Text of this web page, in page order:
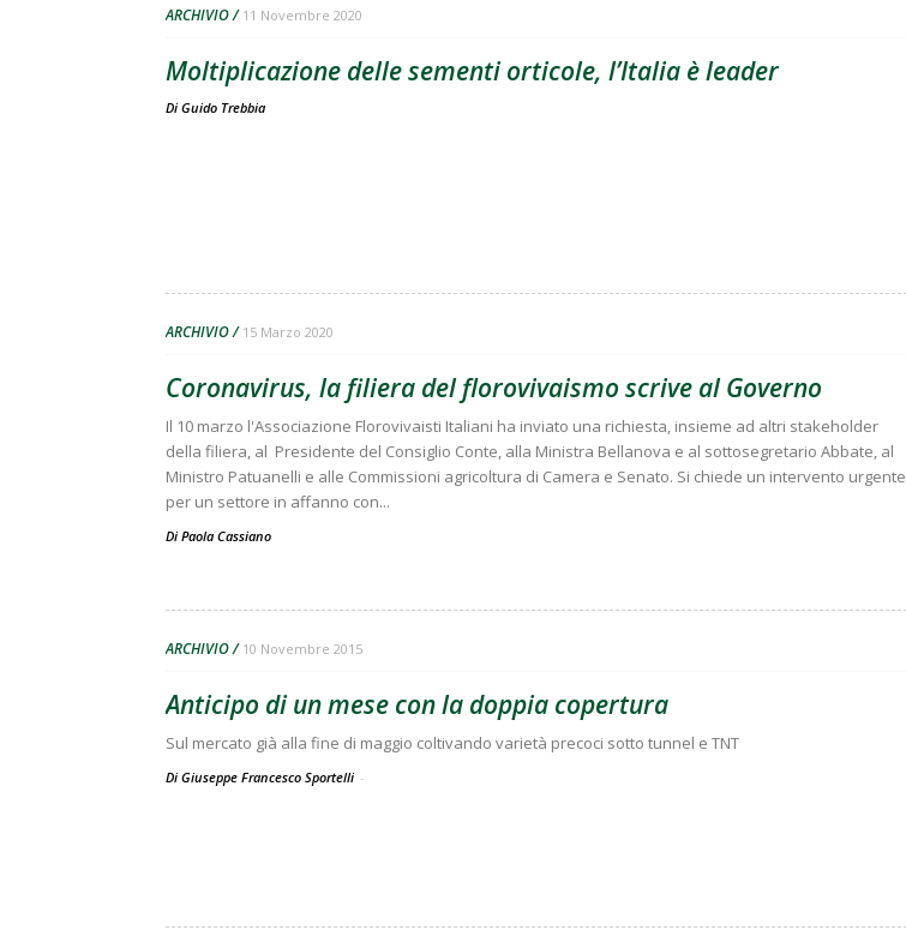
ARCHIVIO 11 Novembre 2020
Moltiplicazione delle sementi orticole, l’Italia è leader
Di Guido Trebbia
ARCHIVIO 15 Marzo 2020
Coronavirus, la filiera del florovivaismo scrive al Governo
Il 10 marzo l'Associazione Florovivaisti Italiani ha inviato una richiesta, insieme ad altri stakeholder
della filiera, al Presidente del Consiglio Conte, alla Ministra Bellanova e al sottosegretario Abbate, al
Ministro Patuanelli e alle Commissioni agricoltura di Camera e Senato. Si chiede un intervento urgente
per un settore in affanno con...
Di Paola Cassiano
ARCHIVIO 10 Novembre 2015
Anticipo di un mese con la doppia copertura
Sul mercato già alla fine di maggio coltivando varietà precoci sotto tunnel e TNT
Di Giuseppe Francesco Sportelli -